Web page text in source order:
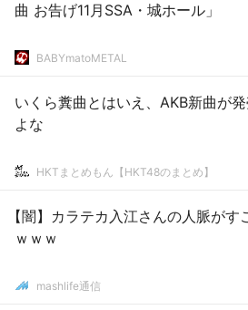
曲 お告げ11月SSA・城ホール」
BABYmatoMETAL
いくら糞曲とはいえ、AKB新曲が
よな
HKTまとめもん【HKT48のまとめ】
【闇】カラテカ入江さんの人脈がす
ｗｗｗ
mashlife通信